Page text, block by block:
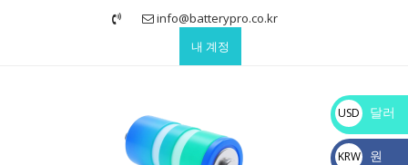
info@batterypro.co.kr
내 계정
USD
$
달러
KRW
원